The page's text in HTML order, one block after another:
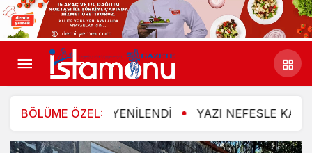
BÖLÜME ÖZEL:
YENİLENDİ YAZI NEFESLE KARŞILADILAR